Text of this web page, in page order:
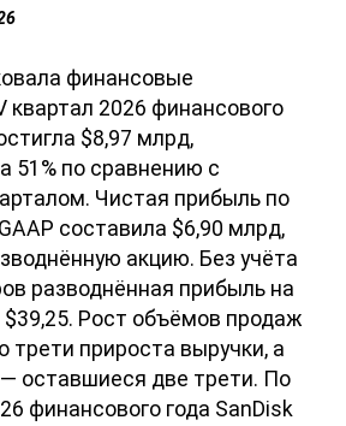
финансовые
квартал 2026 финансового
$8,97 млрд,
51% по сравнению с
Чистая прибыль по
составила $6,90 млрд,
акцию. Без учёта
разводнённая прибыль на
Рост объёмов продаж
трети прироста выручки, а
оставшиеся две трети. По
финансового года SanDisk